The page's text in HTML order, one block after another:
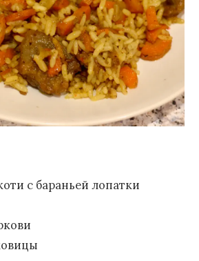
с бараньей лопатки